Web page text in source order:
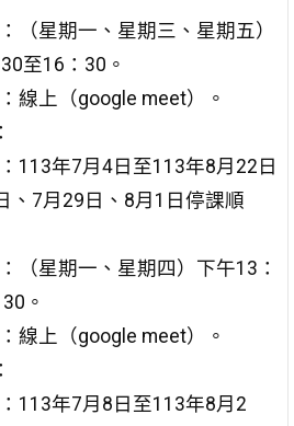
（星期一、星期三、星期五）
至16：30。
線上（google meet）。
113年7月4日至113年8月22日
、7月29日、8月1日停課順
（星期一、星期四）下午13：
。
線上（google meet）。
：113年7月8日至113年8月2